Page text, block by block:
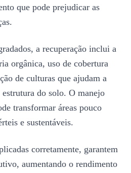
que pode prejudicar as
a recuperação inclui a
orgânica, uso de cobertura
de culturas que ajudam a
do solo. O manejo
transformar áreas pouco
e sustentáveis.
corretamente, garantem
aumentando o rendimento